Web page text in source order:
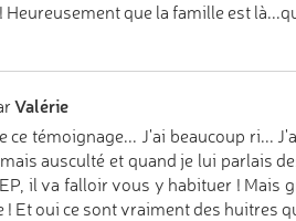
que la famille est
Valérie
témoignage... J'ai beaucoup ri...
ausculté et quand je lui parlais
il va falloir vous y habituer ! Mais
Et oui ce sont vraiment des huitres